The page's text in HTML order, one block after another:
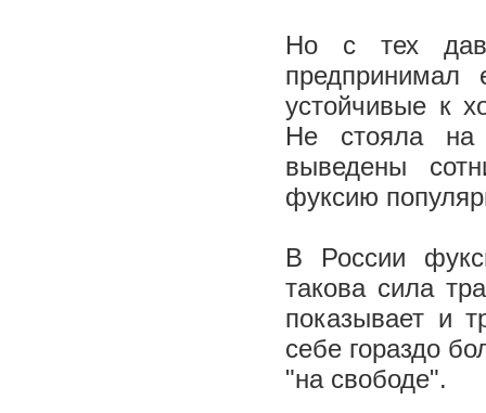
Но с тех
устойчивые к
Не стояла на
выведены
фуксию
В России
такова сила
показывает и
себе гораздо
"на свободе".